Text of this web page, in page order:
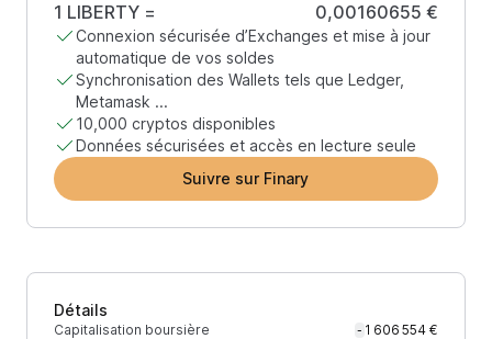
1 LIBERTY = 0,00160655 €
Connexion sécurisée d’Exchanges et mise à jour
automatique de vos soldes
Synchronisation des Wallets tels que Ledger,
Metamask ...
10,000 cryptos disponibles
Données sécurisées et accès en lecture seule
Suivre sur Finary
Détails
Capitalisation boursière - 1 606 554 €